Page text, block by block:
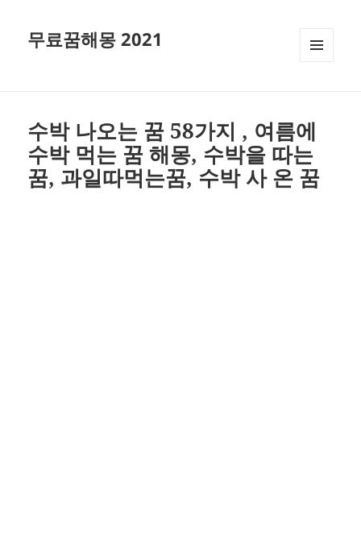
무료꿈해몽 2021
수박 나오는 꿈 58가지 , 여름에
수박 먹는 꿈 해몽, 수박을 따는
꿈, 과일따먹는꿈, 수박 사 온 꿈